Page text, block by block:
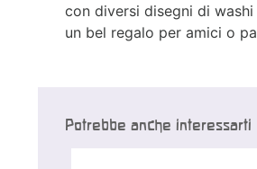
con diversi disegni di
un bel regalo per amici o
Potrebbe anche interessarti